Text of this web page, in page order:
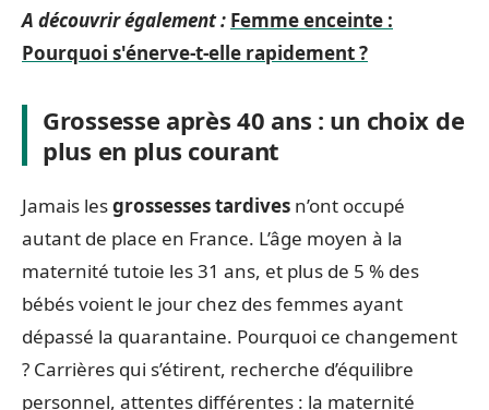
A découvrir également : Femme enceinte :
Pourquoi s'énerve-t-elle rapidement ?
Grossesse après 40 ans : un choix de
plus en plus courant
Jamais lesgrossesses tardives n’ont occupé
autant de place en France. L’âge moyen à la
maternité tutoie les 31 ans, et plus de 5 % des
bébés voient le jour chez des femmes ayant
dépassé la quarantaine. Pourquoi ce changement
? Carrières qui s’étirent, recherche d’équilibre
personnel, attentes différentes : la maternité